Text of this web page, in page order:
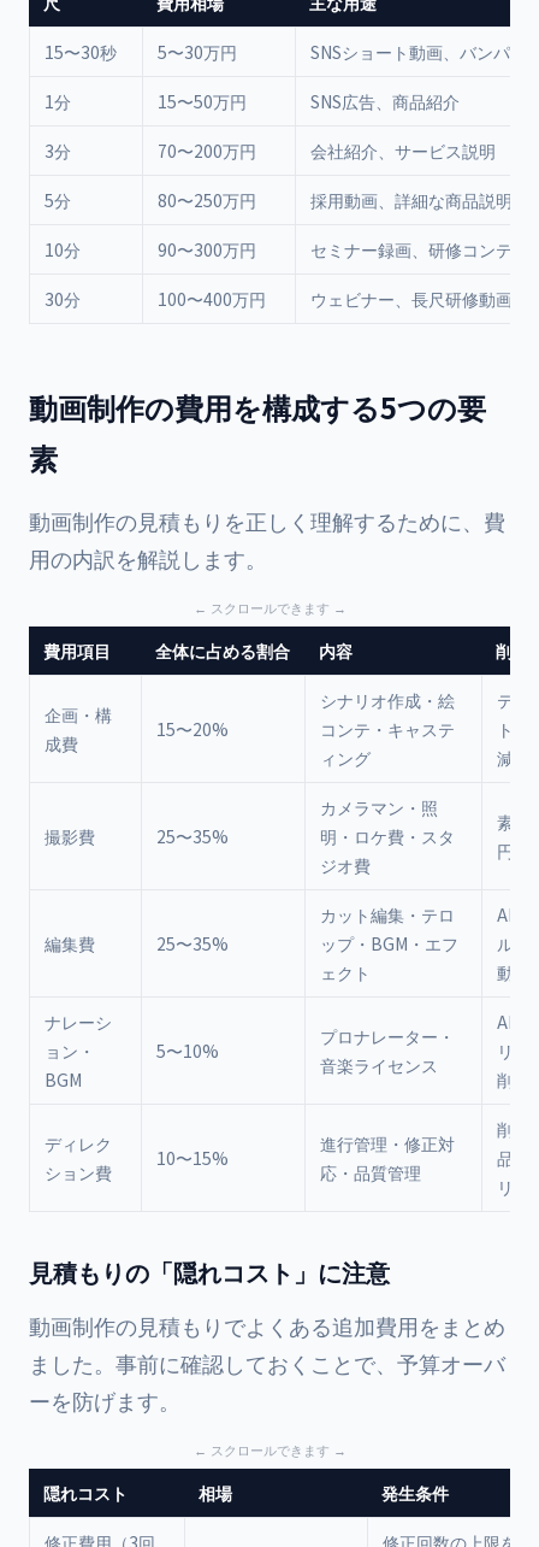
15〜30秒 5〜30万円 SNSショート動画、バンパー
1分 15〜50万円 SNS広告、商品紹介
3分 70〜200万円 会社紹介、サービス説明
5分 80〜250万円 採用動画、詳細な商品説明
10分 90〜300万円 セミナー録画、研修コンテン
30分 100〜400万円 ウェビナー、長尺研修動画
動画制作の費用を構成する5つの要
素
動画制作の見積もりを正しく理解するために、費
用の内訳を解説します。
費用項目 全体に占める割合 内容 削減
企画・構
成費
15〜20%
シナリオ作成・絵
コンテ・キャステ
ィング
テン
ト活
減可
撮影費 25〜35%
カメラマン・照
明・ロケ費・スタ
ジオ費
素材
円に
編集費 25〜35%
カット編集・テロ
ップ・BGM・エフ
ェクト
AI編
ルで
動化
ナレーシ
ョン・
BGM
5〜10%
プロナレーター・
音楽ライセンス
AI音
リー
削減
ディレク
ション費
10〜15%
進行管理・修正対
応・品質管理
削減
品質
リス
見積もりの「隠れコスト」に注意
動画制作の見積もりでよくある追加費用をまとめ
ました。事前に確認しておくことで、予算オーバ
ーを防げます。
隠れコスト 相場 発生条件
修正費用（3回
修正回数の上限を